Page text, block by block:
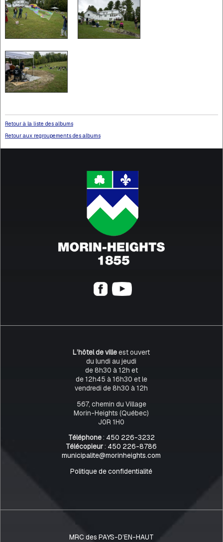
Retour à la liste des albums
Retour aux regroupements des albums
L’hôtel de villeest ouvert
du lundi au jeudi
de 8h30 à 12h et
de 12h45 à 16h30 et le
vendredi de 8h30 à 12h
567, chemin du Village
Morin-Heights (Québec)
J0R 1H0
Téléphone: 450 226-3232
Télécopieur: 450 226-8786
municipalite@morinheights.com
Politique de confidentialité
MRC des PAYS-D’EN-HAUT